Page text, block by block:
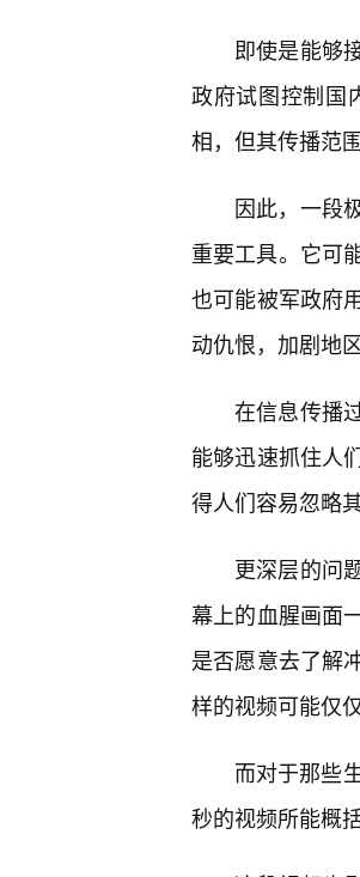
即使是能够
政府试图控制国
相，但其传播范
因此，一段
重要工具。它可
也可能被军政府
动仇恨，加剧地
在信息传播
能够迅速抓住人
得人们容易忽略
更深层的问
幕上的血腥画面
是否愿意去了解
样的视频可能仅
而对于那些
秒的视频所能概